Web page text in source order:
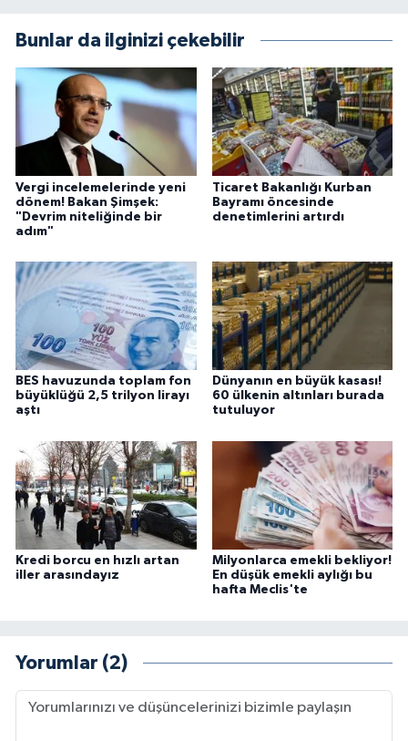
Bunlar da ilginizi çekebilir
Vergi incelemelerinde yeni
dönem! Bakan Şimşek:
"Devrim niteliğinde bir
adım"
Ticaret Bakanlığı Kurban
Bayramı öncesinde
denetimlerini artırdı
BES havuzunda toplam fon
büyüklüğü 2,5 trilyon lirayı
aştı
Dünyanın en büyük kasası!
60 ülkenin altınları burada
tutuluyor
Kredi borcu en hızlı artan
iller arasındayız
Milyonlarca emekli bekliyor!
En düşük emekli aylığı bu
hafta Meclis'te
Yorumlar (2)